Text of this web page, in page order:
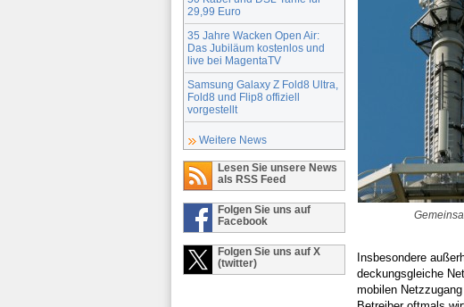
29,99 Euro
35 Jahre Wacken Open Air:
Das Jubiläum kostenlos und
live bei MagentaTV
Samsung Galaxy Z Fold8 Ultra,
Fold8 und Flip8 offiziell
vorgestellt
Weitere News
Lesen Sie unsere News
als RSS Feed
Folgen Sie uns auf
Facebook
Folgen Sie uns auf X
(twitter)
Insbesondere
deckungsgleiche
mobilen